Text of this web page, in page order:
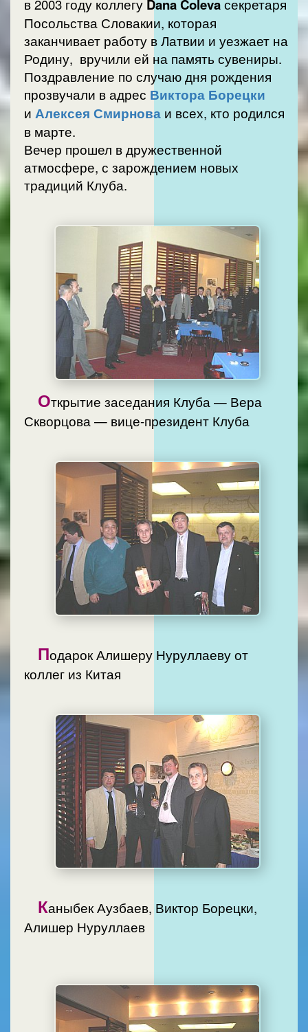
в 2003 году коллегу Dana Colevaсекретаря
Посольства Словакии, которая
заканчивает работу в Латвии и уезжает на
Родину, вручили ей на память сувениры.
Поздравление по случаю дня рождения
прозвучали в адрес Виктора Борецки
и Алексея Смирнова
в марте.
Вечер прошел в дружественной
атмосфере, с зарождением новых
традиций Клуба.
Открытие заседания Клуба — Вера
Скворцова — вице-президент Клуба
Подарок Алишеру Нуруллаеву от
коллег из Китая
Каныбек Аузбаев, Виктор Борецки,
Алишер Нуруллаев